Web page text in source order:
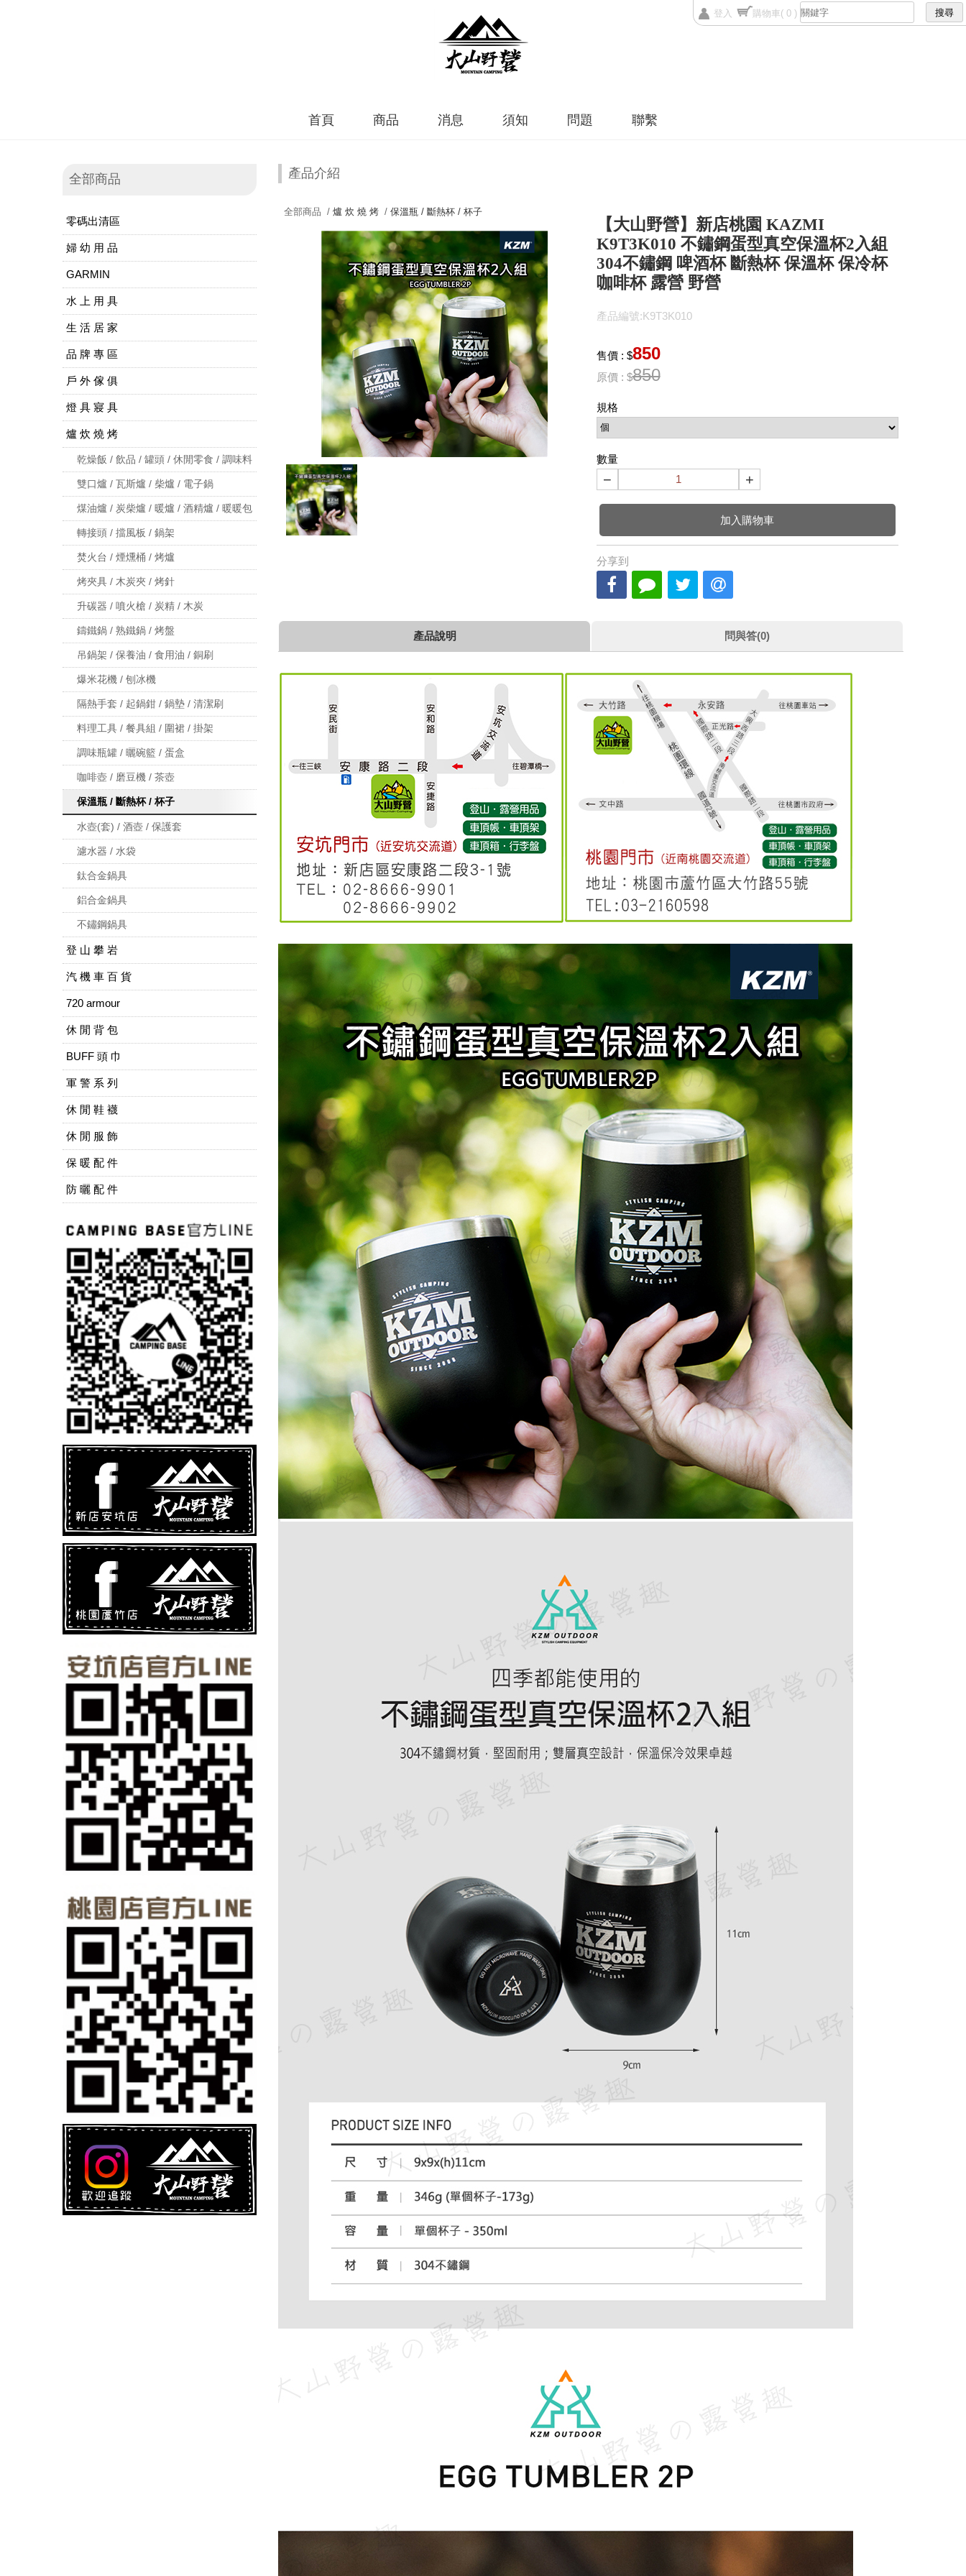
登入 購物車( 0 )
首頁 商品 消息 須知 問題 聯繫
全部商品
零碼出清區
婦 幼 用 品
GARMIN
水 上 用 具
生 活 居 家
品 牌 專 區
戶 外 傢 俱
燈 具 寢 具
爐 炊 燒 烤
乾燥飯 / 飲品 / 罐頭 / 休閒零食 / 調味料
雙口爐 / 瓦斯爐 / 柴爐 / 電子鍋
煤油爐 / 炭柴爐 / 暖爐 / 酒精爐 / 暖暖包
轉接頭 / 擋風板 / 鍋架
焚火台 / 煙燻桶 / 烤爐
烤夾具 / 木炭夾 / 烤針
升碳器 / 噴火槍 / 炭精 / 木炭
鑄鐵鍋 / 熟鐵鍋 / 烤盤
吊鍋架 / 保養油 / 食用油 / 銅刷
爆米花機 / 刨冰機
隔熱手套 / 起鍋鉗 / 鍋墊 / 清潔刷
料理工具 / 餐具組 / 圍裙 / 掛架
調味瓶罐 / 曬碗籃 / 蛋盒
咖啡壺 / 磨豆機 / 茶壺
保溫瓶 / 斷熱杯 / 杯子
水壺(套) / 酒壺 / 保護套
濾水器 / 水袋
鈦合金鍋具
鋁合金鍋具
不鏽鋼鍋具
登 山 攀 岩
汽 機 車 百 貨
720 armour
休 閒 背 包
BUFF 頭 巾
軍 警 系 列
休 閒 鞋 襪
休 閒 服 飾
保 暖 配 件
防 曬 配 件
產品介紹
全部商品 / 爐 炊 燒 烤/ 保溫瓶 / 斷熱杯 / 杯子
【大山野營】新店桃園 KAZMI
K9T3K010 不鏽鋼蛋型真空保溫杯2入組
304不鏽鋼 啤酒杯 斷熱杯 保溫杯 保冷杯
咖啡杯 露營 野營
產品編號:K9T3K010
售價 : $850
原價 : $850
規格
數量
− +
加入購物車
分享到
產品說明 問與答(0)